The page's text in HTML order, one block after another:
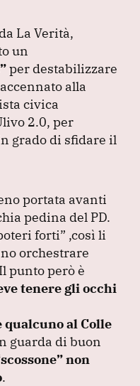
La Verità,
un
per destabilizzare
alla
civica
2.0, per
grado di sfidare il
portata avanti
pedina del PD.
forti” ,così li
orchestrare
Il punto però è
tenere gli occhi
qualcuno al Colle
guarda di buon
non
.